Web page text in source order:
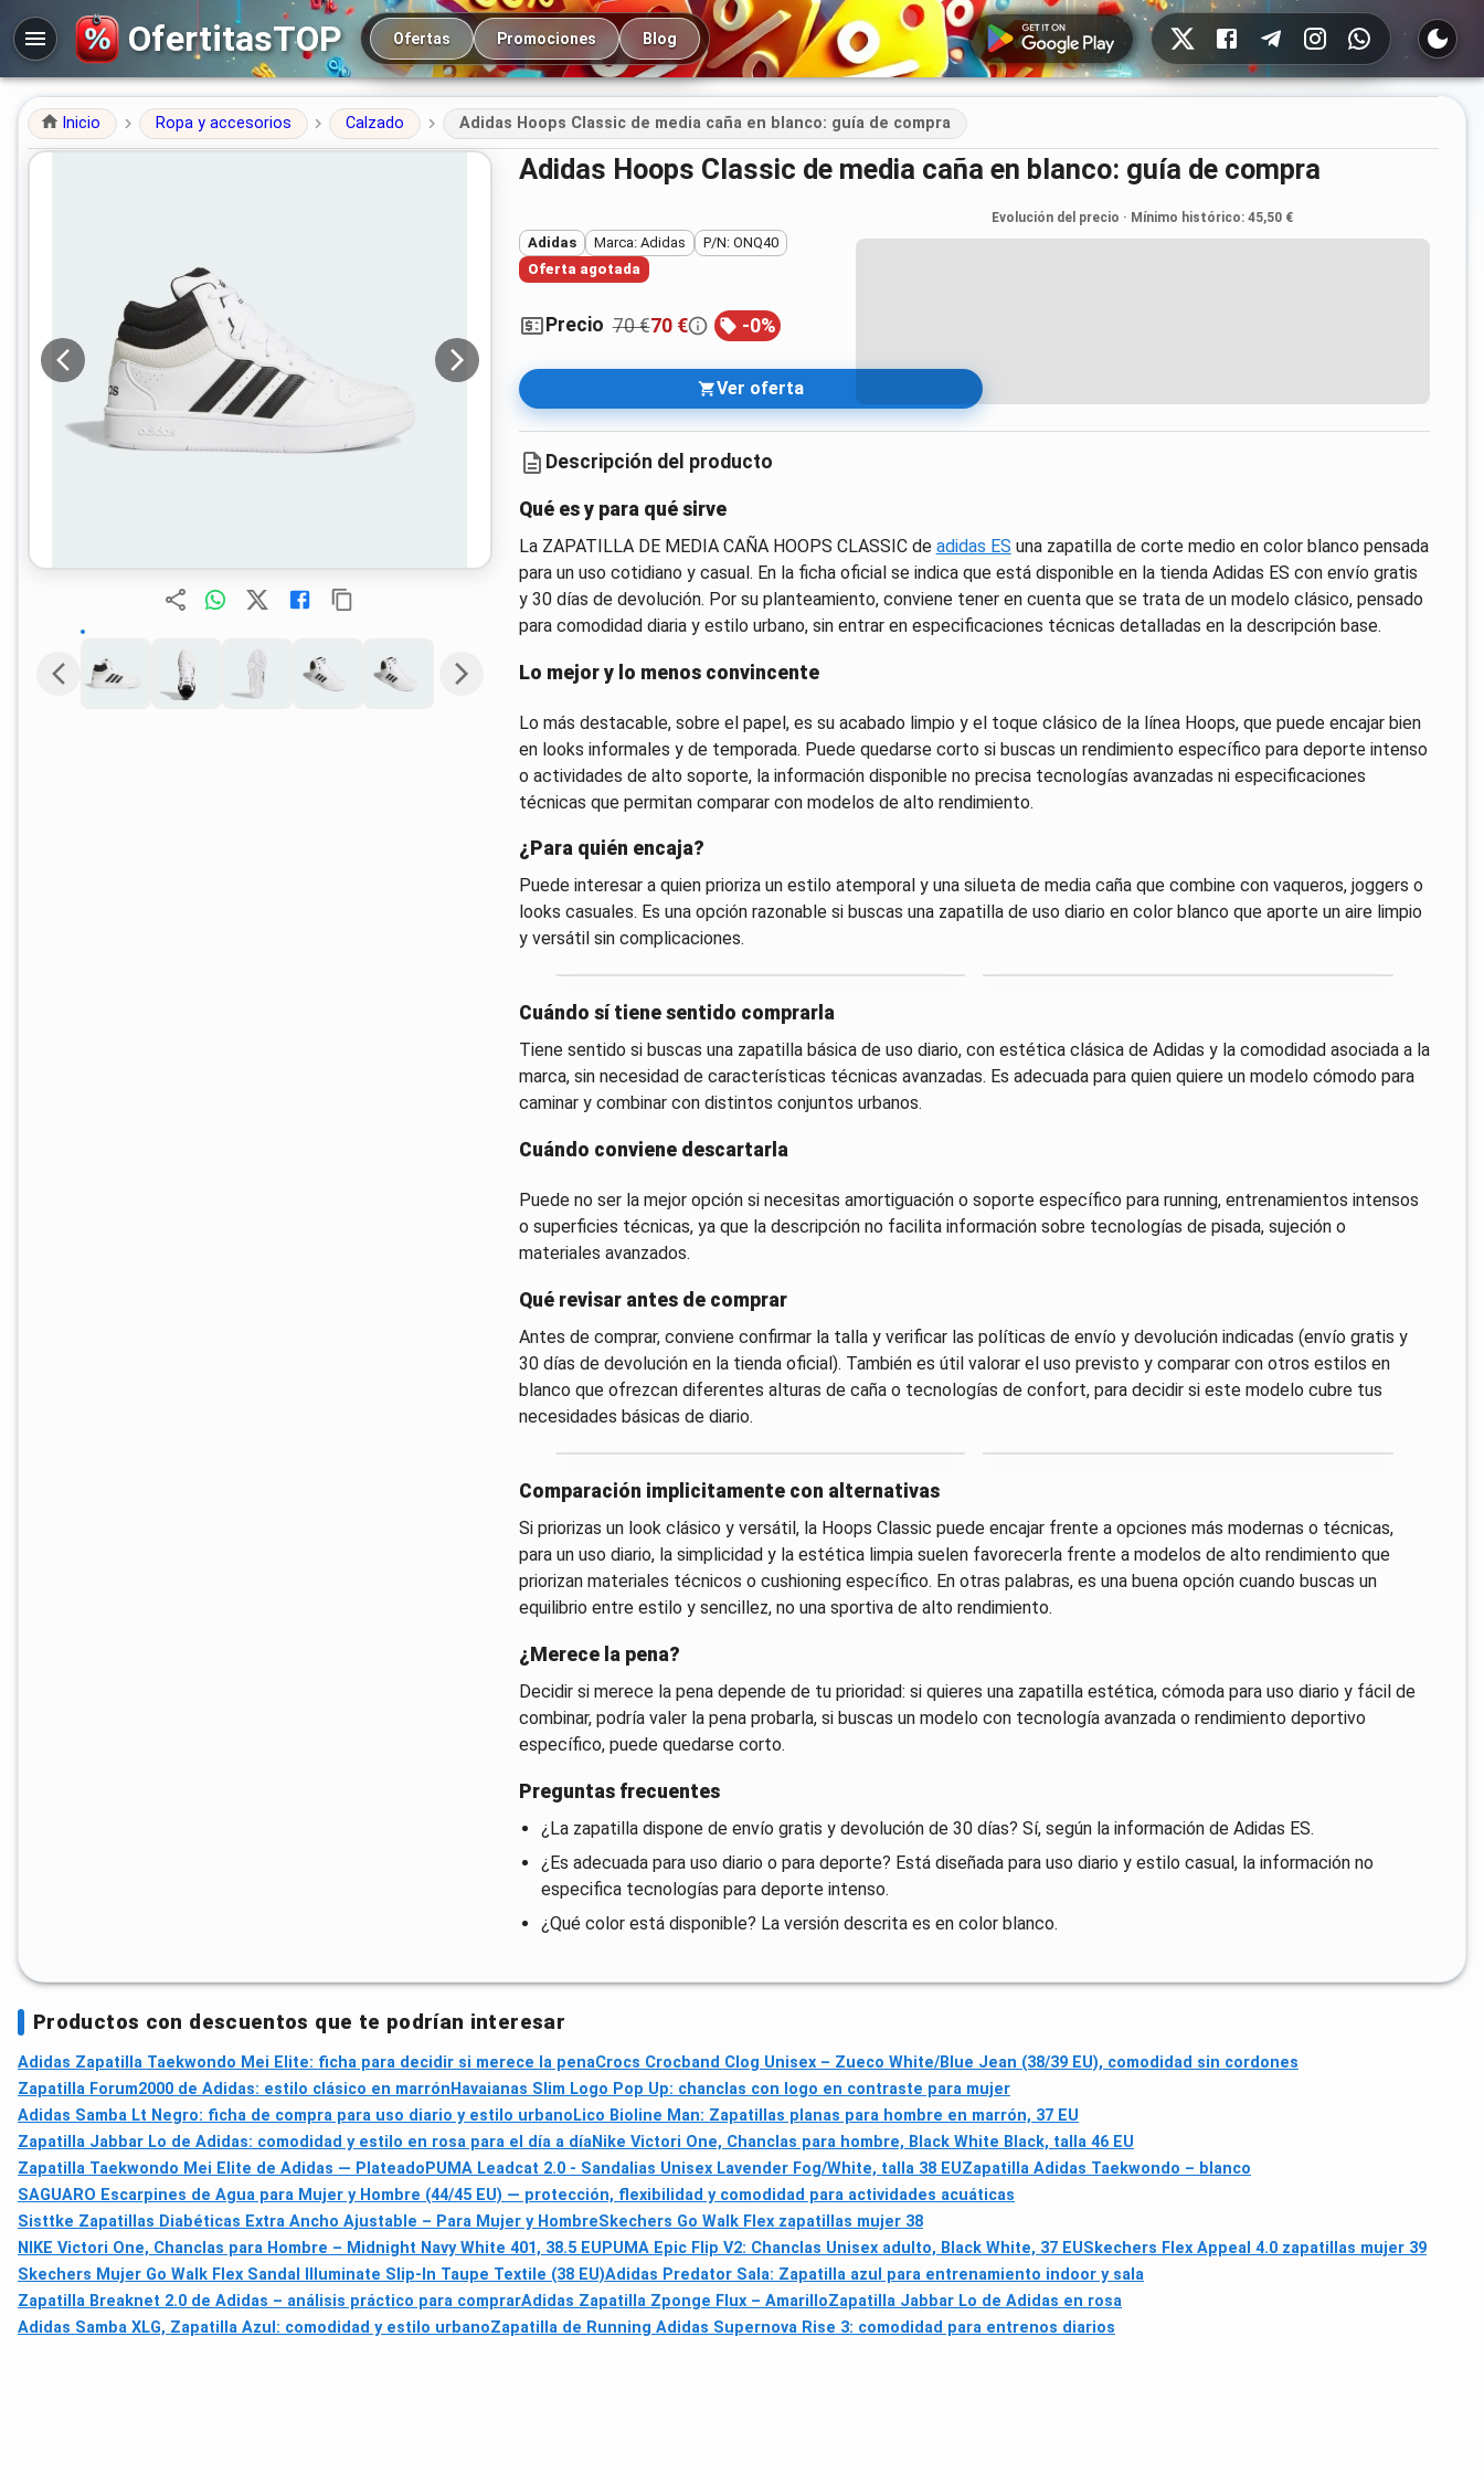
OfertitasTOP Navegación principal
Ofertas Promociones Blog
Redes sociales
Inicio Ropa y accesorios Calzado Adidas Hoops Classic de media caña en blanco: guía de compra
Adidas Hoops Classic de media caña en blanco: guía de compra
Adidas Marca: Adidas
P/N: ONQ40
Oferta agotada
Precio 70 €70 € -0%
Ver oferta
Evolución del precio · Mínimo histórico:45,50 €
Descripción del producto
Qué es y para qué sirve
La ZAPATILLA DE MEDIA CAÑA HOOPS CLASSIC de adidas ES una zapatilla de corte medio en color blanco pensada
para un uso cotidiano y casual. En la ficha oficial se indica que está disponible en la tienda Adidas ES con envío gratis
y 30 días de devolución. Por su planteamiento, conviene tener en cuenta que se trata de un modelo clásico, pensado
para comodidad diaria y estilo urbano, sin entrar en especificaciones técnicas detalladas en la descripción base.
Lo mejor y lo menos convincente
Lo más destacable, sobre el papel, es su acabado limpio y el toque clásico de la línea Hoops, que puede encajar bien
en looks informales y de temporada. Puede quedarse corto si buscas un rendimiento específico para deporte intenso
o actividades de alto soporte, la información disponible no precisa tecnologías avanzadas ni especificaciones
técnicas que permitan comparar con modelos de alto rendimiento.
¿Para quién encaja?
Puede interesar a quien prioriza un estilo atemporal y una silueta de media caña que combine con vaqueros, joggers o
looks casuales. Es una opción razonable si buscas una zapatilla de uso diario en color blanco que aporte un aire limpio
y versátil sin complicaciones.
Cuándo sí tiene sentido comprarla
Tiene sentido si buscas una zapatilla básica de uso diario, con estética clásica de Adidas y la comodidad asociada a la
marca, sin necesidad de características técnicas avanzadas. Es adecuada para quien quiere un modelo cómodo para
caminar y combinar con distintos conjuntos urbanos.
Cuándo conviene descartarla
Puede no ser la mejor opción si necesitas amortiguación o soporte específico para running, entrenamientos intensos
o superficies técnicas, ya que la descripción no facilita información sobre tecnologías de pisada, sujeción o
materiales avanzados.
Qué revisar antes de comprar
Antes de comprar, conviene confirmar la talla y verificar las políticas de envío y devolución indicadas (envío gratis y
30 días de devolución en la tienda oficial). También es útil valorar el uso previsto y comparar con otros estilos en
blanco que ofrezcan diferentes alturas de caña o tecnologías de confort, para decidir si este modelo cubre tus
necesidades básicas de diario.
Comparación implicitamente con alternativas
Si priorizas un look clásico y versátil, la Hoops Classic puede encajar frente a opciones más modernas o técnicas,
para un uso diario, la simplicidad y la estética limpia suelen favorecerla frente a modelos de alto rendimiento que
priorizan materiales técnicos o cushioning específico. En otras palabras, es una buena opción cuando buscas un
equilibrio entre estilo y sencillez, no una sportiva de alto rendimiento.
¿Merece la pena?
Decidir si merece la pena depende de tu prioridad: si quieres una zapatilla estética, cómoda para uso diario y fácil de
combinar, podría valer la pena probarla, si buscas un modelo con tecnología avanzada o rendimiento deportivo
específico, puede quedarse corto.
Preguntas frecuentes
¿La zapatilla dispone de envío gratis y devolución de 30 días? Sí, según la información de Adidas ES.
¿Es adecuada para uso diario o para deporte? Está diseñada para uso diario y estilo casual, la información no
especifica tecnologías para deporte intenso.
¿Qué color está disponible? La versión descrita es en color blanco.
Productos con descuentos que te podrían interesar
Adidas Zapatilla Taekwondo Mei Elite: ficha para decidir si merece la penaCrocs Crocband Clog Unisex – Zueco White/Blue Jean (38/39 EU), comodidad sin cordones
Zapatilla Forum2000 de Adidas: estilo clásico en marrón Havaianas Slim Logo Pop Up: chanclas con logo en contraste para mujer
Adidas Samba Lt Negro: ficha de compra para uso diario y estilo urbano Lico Bioline Man: Zapatillas planas para hombre en marrón, 37 EU
Zapatilla Jabbar Lo de Adidas: comodidad y estilo en rosa para el día a díaNike Victori One, Chanclas para hombre, Black White Black, talla 46 EU
Zapatilla Taekwondo Mei Elite de Adidas — Plateado PUMA Leadcat 2.0 - Sandalias Unisex Lavender Fog/White, talla 38 EUZapatilla Adidas Taekwondo – blanco
SAGUARO Escarpines de Agua para Mujer y Hombre (44/45 EU) — protección, flexibilidad y comodidad para actividades acuáticas
Sisttke Zapatillas Diabéticas Extra Ancho Ajustable – Para Mujer y HombreSkechers Go Walk Flex zapatillas mujer 38
NIKE Victori One, Chanclas para Hombre – Midnight Navy White 401, 38.5 EU PUMA Epic Flip V2: Chanclas Unisex adulto, Black White, 37 EUSkechers Flex Appeal 4.0 zapatillas mujer 39
Skechers Mujer Go Walk Flex Sandal Illuminate Slip-In Taupe Textile (38 EU)Adidas Predator Sala: Zapatilla azul para entrenamiento indoor y sala
Zapatilla Breaknet 2.0 de Adidas – análisis práctico para comprarAdidas Zapatilla Zponge Flux – AmarilloZapatilla Jabbar Lo de Adidas en rosa
Adidas Samba XLG, Zapatilla Azul: comodidad y estilo urbanoZapatilla de Running Adidas Supernova Rise 3: comodidad para entrenos diarios